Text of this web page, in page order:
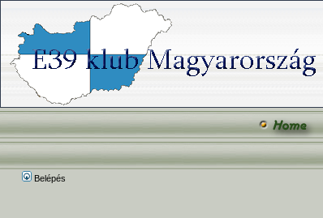
Belépés